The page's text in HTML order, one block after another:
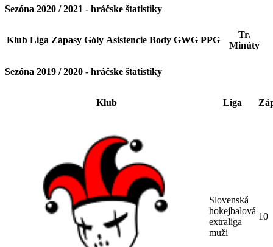
Sezóna 2020 / 2021 - hráčske štatistiky
Klub Liga Zápasy Góly Asistencie Body GWG PPG
Tr.
Minúty
Sezóna 2019 / 2020 - hráčske štatistiky
Klub Liga
Slovenská
hokejbalová
extraliga
muži
10